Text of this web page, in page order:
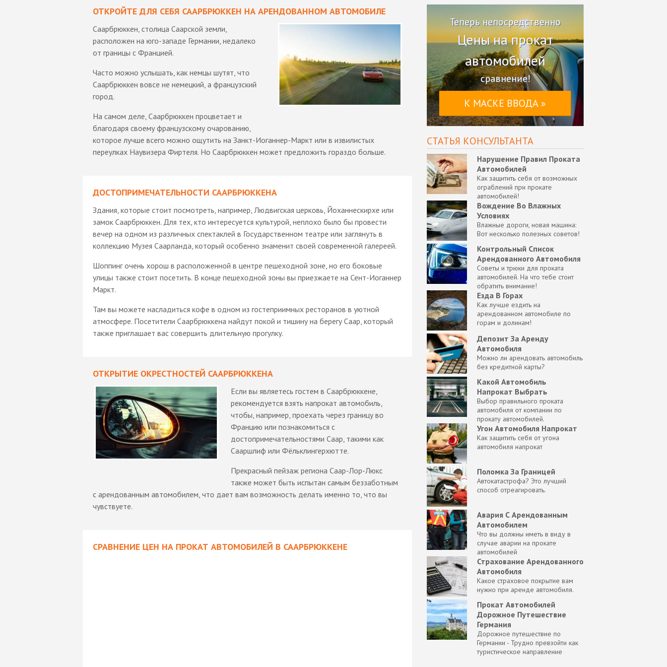
ОТКРОЙТЕ ДЛЯ СЕБЯ СААРБРЮККЕН НА АРЕНДОВАННОМ АВТОМОБИЛЕ
Саарбрюккен, столица Саарской земли,
расположен на юго-западе Германии, недалеко
от границы с Францией.
Часто можно услышать, как немцы шутят, что
Саарбрюккен вовсе не немецкий, а французский
город.
На самом деле, Саарбрюккен процветает и
благодаря своему французскому очарованию,
которое лучше всего можно ощутить на Занкт-Иоганнер-Маркт или в извилистых
переулках Наувизера Фиртеля. Но Саарбрюккен может предложить гораздо больше.
ДОСТОПРИМЕЧАТЕЛЬНОСТИ СААРБРЮККЕНА
Здания, которые стоит посмотреть, например, Людвигская церковь, Йоханнескирхе или
замок Саарбрюккен. Для тех, кто интересуется культурой, неплохо было бы провести
вечер на одном из различных спектаклей в Государственном театре или заглянуть в
коллекцию Музея Саарланда, который особенно знаменит своей современной галереей.
Шоппинг очень хорош в расположенной в центре пешеходной зоне, но его боковые
улицы также стоит посетить. В конце пешеходной зоны вы приезжаете на Сент-Иоганнер
Маркт.
Там вы можете насладиться кофе в одном из гостеприимных ресторанов в уютной
атмосфере. Посетители Саарбрюккена найдут покой и тишину на берегу Саар, который
также приглашает вас совершить длительную прогулку.
ОТКРЫТИЕ ОКРЕСТНОСТЕЙ СААРБРЮККЕНА
Если вы являетесь гостем в Саарбрюккене,
рекомендуется взять напрокат автомобиль,
чтобы, например, проехать через границу во
Францию или познакомиться с
достопримечательностями Саар, такими как
Сааршлиф или Фёльклингерхютте.
Прекрасный пейзаж региона Саар-Лор-Люкс
также может быть испытан самым беззаботным
с арендованным автомобилем, что дает вам возможность делать именно то, что вы
чувствуете.
СРАВНЕНИЕ ЦЕН НА ПРОКАТ АВТОМОБИЛЕЙ В СААРБРЮККЕНЕ
Теперь непосредственно
Цены на прокат
автомобилей
сравнение!
К МАСКЕ ВВОДА »
СТАТЬЯ КОНСУЛЬТАНТА
Нарушение Правил Проката
Автомобилей
Как защитить себя от возможных
ограблений при прокате
автомобилей!
Вождение Во Влажных
Условиях
Влажные дороги, новая машина:
Вот несколько полезных советов!
Контрольный Список
Арендованного Автомобиля
Советы и трюки для проката
автомобилей. На что тебе стоит
обратить внимание!
Езда В Горах
Как лучше ездить на
арендованном автомобиле по
горам и долинам!
Депозит За Аренду
Автомобиля
Можно ли арендовать автомобиль
без кредитной карты?
Какой Автомобиль
Напрокат Выбрать
Выбор правильного проката
автомобиля от компании по
прокату автомобилей.
Угон Автомобиля Напрокат
Как защитить себя от угона
автомобиля напрокат
Поломка За Границей
Автокатастрофа? Это лучший
способ отреагировать.
Авария С Арендованным
Автомобилем
Что вы должны иметь в виду в
случае аварии на прокате
автомобилей
Страхование Арендованного
Автомобиля
Какое страховое покрытие вам
нужно при аренде автомобиля.
Прокат Автомобилей
Дорожное Путешествие
Германия
Дорожное путешествие по
Германии - Трудно превзойти как
туристическое направление